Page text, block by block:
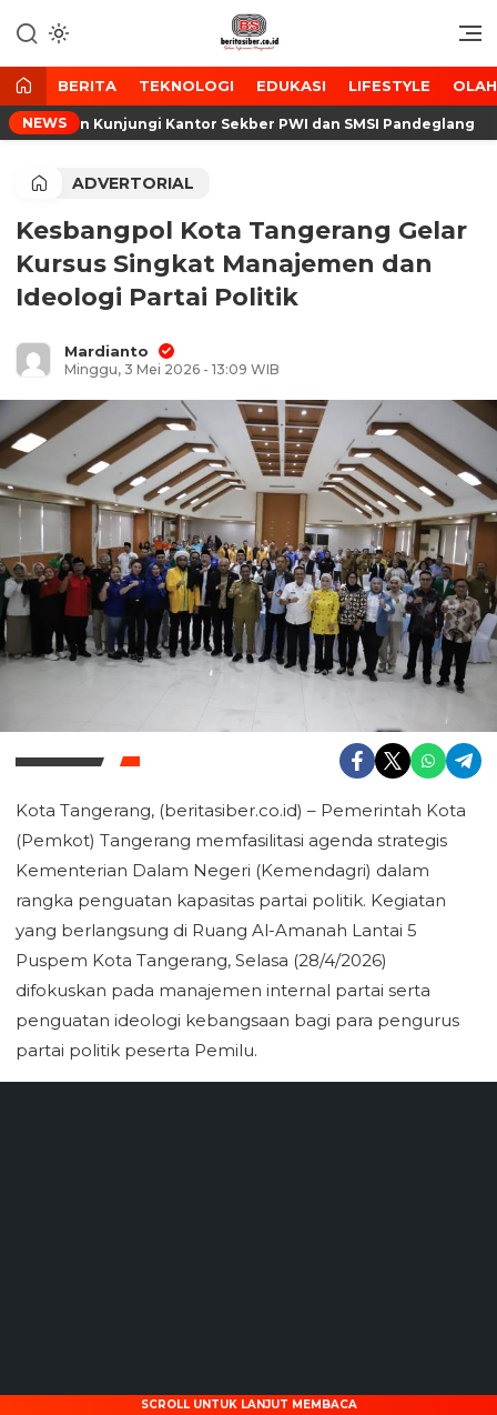
ke
konten
BeritaSiber.co.id
Media Tanggap Dan Akurat
BERITA TEKNOLOGI EDUKASI LIFESTYLE
NEWSKunjungi Kantor Sekber PWI dan SMSI Pandeglang
ADVERTORIAL
Kesbangpol Kota Tangerang Gelar
Kursus Singkat Manajemen dan
Ideologi Partai Politik
Mardianto
Minggu, 3 Mei 2026 - 13:09 WIB
Kota Tangerang, (beritasiber.co.id) – Pemerintah Kota
(Pemkot) Tangerang memfasilitasi agenda strategis
Kementerian Dalam Negeri (Kemendagri) dalam
rangka penguatan kapasitas partai politik. Kegiatan
yang berlangsung di Ruang Al-Amanah Lantai 5
Puspem Kota Tangerang, Selasa (28/4/2026)
difokuskan pada manajemen internal partai serta
penguatan ideologi kebangsaan bagi para pengurus
partai politik peserta Pemilu.
SCROLL UNTUK LANJUT MEMBACA